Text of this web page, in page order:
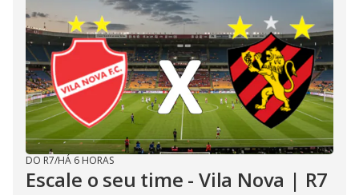
DO R7/HÁ 6 HORAS
Escale o seu time - Vila Nova | R7